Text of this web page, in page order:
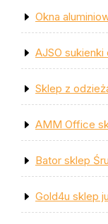
Okna
AJSO
Sklep z
AMM Office
Bator sklep
Gold4u sklep